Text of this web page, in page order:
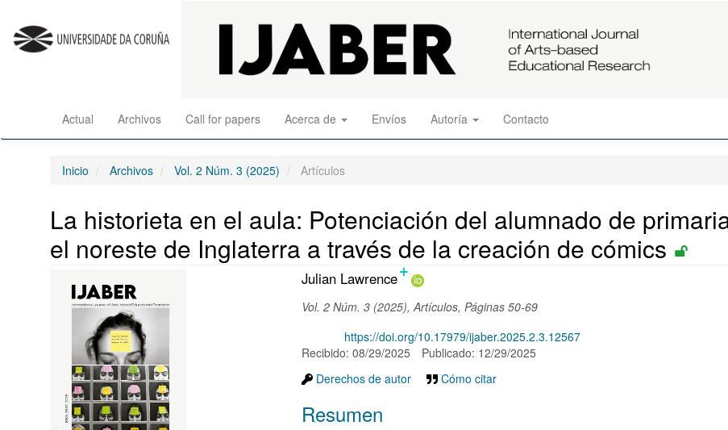
rápido
contenido
Navegación
principal
principal
Actual Archivos Call for papers Acerca de Envíos Autoría Contacto
Inicio Archivos Vol. 2 Núm. 3 (2025) Artículos
La historieta en el aula: Potenciación del alumnado de
el noreste de Inglaterra a través de la creación de cómics
Barra
lateral
artículo
Contenido
principal
artículo
Julian Lawrence+
Vol. 2 Núm. 3 (2025), Artículos, Páginas 50-69
https://doi.org/10.17979/ijaber.2025.2.3.12567
Recibido: 08/29/2025
Publicado: 12/29/2025
Derechos de autor
Cómo citar
Resumen